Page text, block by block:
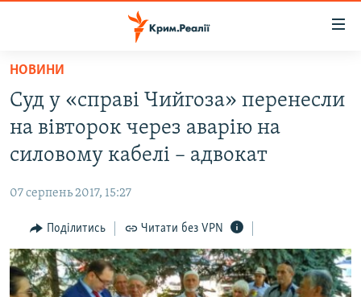
Перейти
основного
матеріалу
до
основної
навігації
Перейти
до
пошуку
ВОДА.КРИМ
ВІДЕО ТА ФОТО
БЛОГИ
ПОГЛЯД
ІНТЕРВ'Ю
ВСЕ ЗА ДЕНЬ
НОВИНИ
Суд у «справі Чийгоза» перенесли
на вівторок через аварію на
силовому кабелі – адвокат
07 серпень 2017, 15:27
Поділитись Читати без VPN